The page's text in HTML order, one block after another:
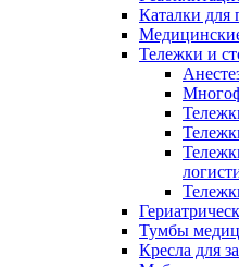
Каталки для
Тележки и
Тумбы
Кресла для